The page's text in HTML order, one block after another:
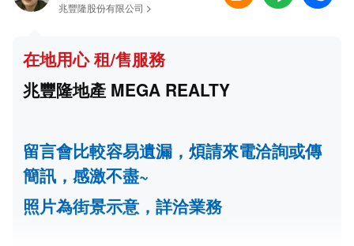
兆豐隆股份有限公司
在地用心 租/售服務
兆豐隆地產 MEGA REALTY
留言會比較容易遺漏，煩請來電洽詢或傳
簡訊，感激不盡~
照片為街景示意，詳洽業務